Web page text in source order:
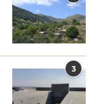
3